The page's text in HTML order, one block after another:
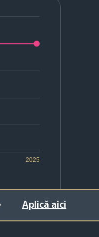
Aplică aici
2025